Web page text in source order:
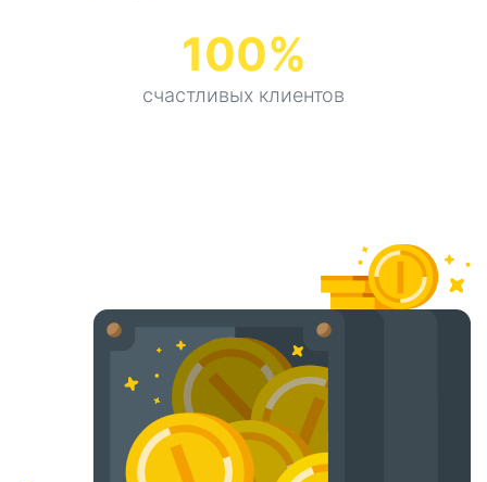
100%
счастливых клиентов